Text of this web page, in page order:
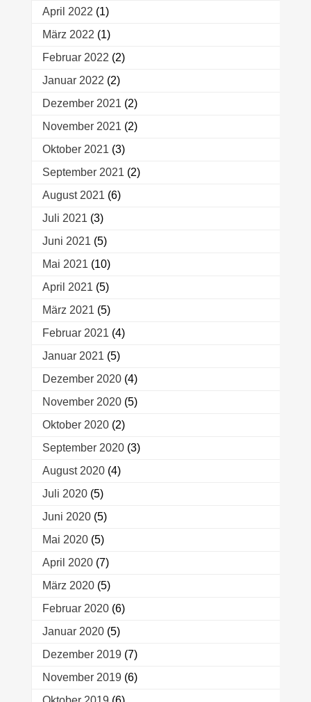
April 2022 (1)
März 2022 (1)
Februar 2022 (2)
Januar 2022 (2)
Dezember 2021 (2)
November 2021 (2)
Oktober 2021 (3)
September 2021 (2)
August 2021 (6)
Juli 2021 (3)
Juni 2021 (5)
Mai 2021 (10)
April 2021 (5)
März 2021 (5)
Februar 2021 (4)
Januar 2021 (5)
Dezember 2020(4)
November 2020(5)
Oktober 2020(2)
September 2020(3)
August 2020(4)
Juli 2020(5)
Juni 2020(5)
Mai 2020(5)
April 2020(7)
März 2020(5)
Februar 2020(6)
Januar 2020(5)
Dezember 2019(7)
November 2019(6)